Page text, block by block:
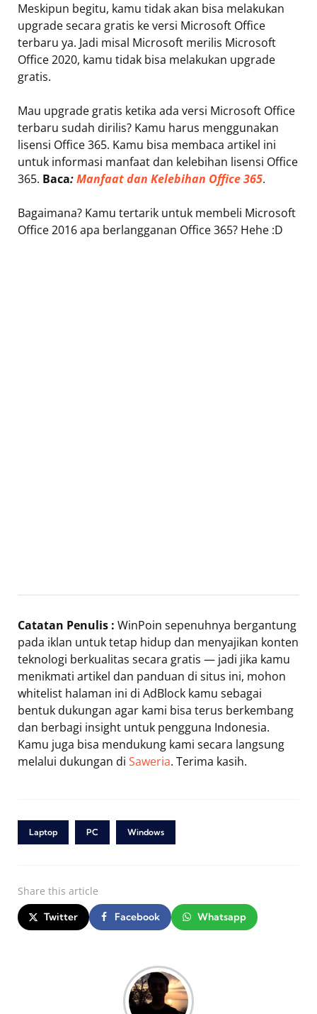
Meskipun begitu, kamu tidak akan bisa melakukan
upgrade secara gratis ke versi Microsoft Office
terbaru ya. Jadi misal Microsoft merilis Microsoft
Office 2020, kamu tidak bisa melakukan upgrade
gratis.
Mau upgrade gratis ketika ada versi Microsoft Office
terbaru sudah dirilis? Kamu harus menggunakan
lisensi Office 365. Kamu bisa membaca artikel ini
untuk informasi manfaat dan kelebihan lisensi Office
365. Baca:Manfaat dan Kelebihan Office 365.
Bagaimana? Kamu tertarik untuk membeli Microsoft
Office 2016 apa berlangganan Office 365? Hehe :D
Catatan Penulis : WinPoin sepenuhnya bergantung
pada iklan untuk tetap hidup dan menyajikan konten
teknologi berkualitas secara gratis — jadi jika kamu
menikmati artikel dan panduan di situs ini, mohon
whitelist halaman ini di AdBlock kamu sebagai
bentuk dukungan agar kami bisa terus berkembang
dan berbagi insight untuk pengguna Indonesia.
Kamu juga bisa mendukung kami secara langsung
melalui dukungan di Saweria. Terima kasih.
Laptop PC Windows
Share this article
Twitter Facebook Whatsapp